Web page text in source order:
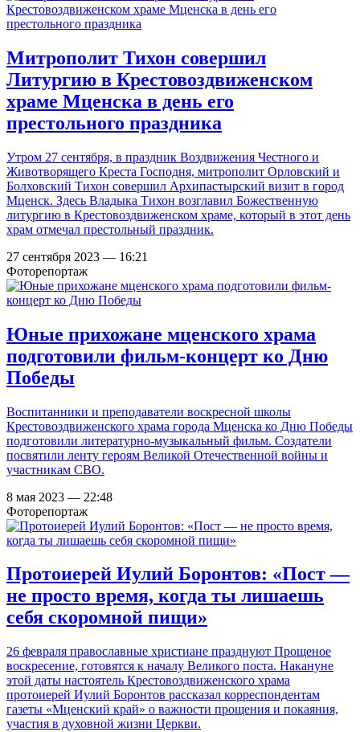
Митрополит Тихон совершил
Литургию в Крестовоздвиженском
храме Мценска в день его
престольного праздника
Утром 27 сентября, в праздник Воздвижения Честного и
Животворящего Креста Господня, митрополит Орловский и
Болховский Тихон совершил Архипастырский визит в город
Мценск. Здесь Владыка Тихон возглавил Божественную
литургию в Крестовоздвиженском храме, который в этот день
храм отмечал престольный праздник.
27 сентября 2023 — 16:21
Фоторепортаж
Юные прихожане мценского храма
подготовили фильм-концерт ко Дню
Победы
Воспитанники и преподаватели воскресной школы
Крестовоздвиженского храма города Мценска ко Дню Победы
подготовили литературно-музыкальный фильм. Создатели
посвятили ленту героям Великой Отечественной войны и
участникам СВО.
8 мая 2023 — 22:48
Фоторепортаж
Протоиерей Иулий Боронтов: «Пост —
не просто время, когда ты лишаешь
себя скоромной пищи»
26 февраля православные христиане празднуют Прощеное
воскресение, готовятся к началу Великого поста. Накануне
этой даты настоятель Крестовоздвиженского храма
протоиерей Иулий Боронтов рассказал корреспондентам
газеты «Мценский край» о важности прощения и покаяния,
участия в духовной жизни Церкви.